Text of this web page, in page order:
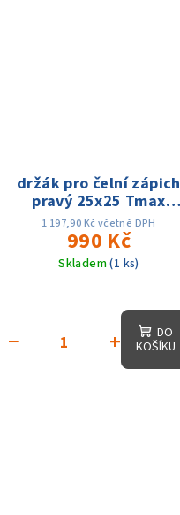
držák pro čelní zápich
pravý 25x25 Tmax
30mm dmin 160 -
dmax 400mm, na
MGMN400
1 197,90 Kč včetně DPH
990 Kč
Skladem(1 ks)
+
−
DO
KOŠÍKU